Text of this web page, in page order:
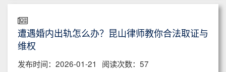
遭遇婚内出轨怎么办？昆山律师教你合法取证与
维权
发布时间：2026-01-21 阅读次数：57